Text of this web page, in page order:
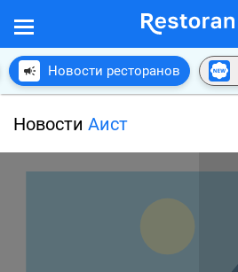
Новости ресторанов
Новости Аист